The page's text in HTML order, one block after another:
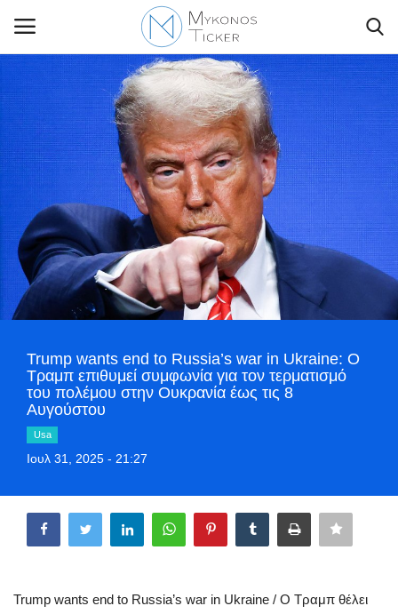
Contact Us
Business
Travel
World
Greece
Style Adorés
Entertainment
Mykonos
Mykonos Ticker TV
Trump wants end to Russia’s war in Ukraine: Ο
Τραμπ επιθυμεί συμφωνία για τον τερματισμό
του πολέμου στην Ουκρανία έως τις 8
Αυγούστου
Usa
Ιουλ 31, 2025 - 21:27
Trump wants end to Russia’s war in Ukraine / Ο Τραμπ θέλει